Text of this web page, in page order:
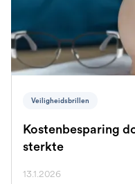
Veiligheidsbrillen
Kostenbesparing
sterkte
13.1.2026